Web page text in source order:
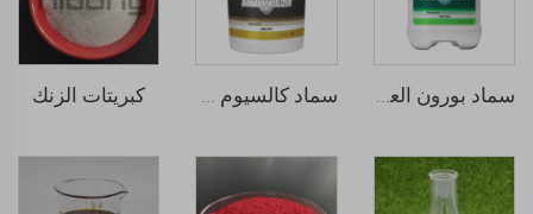
سماد بورون العضوي السائل من الأعشاب البحرية سماد كالسيوم بورون عضوي سائل من الأعشاب البحرية كبريتات الزنك